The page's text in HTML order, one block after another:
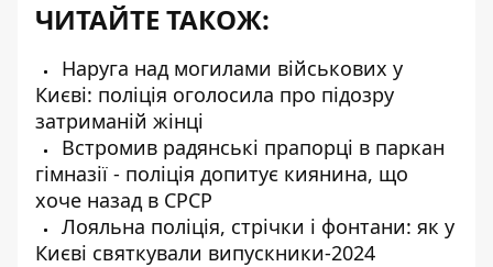
ЧИТАЙТЕ ТАКОЖ:
Наруга над могилами військових у
Києві: поліція оголосила про підозру
затриманій жінці
Встромив радянські прапорці в паркан
гімназії - поліція допитує киянина, що
хоче назад в СРСР
Лояльна поліція, стрічки і фонтани: як у
Києві святкували випускники-2024